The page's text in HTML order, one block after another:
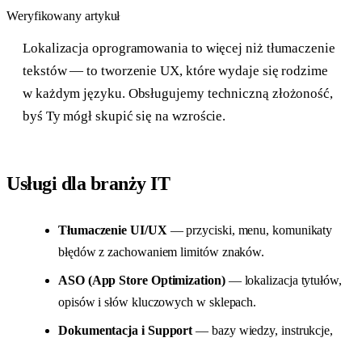
Weryfikowany artykuł
Lokalizacja oprogramowania to więcej niż tłumaczenie
tekstów — to tworzenie UX, które wydaje się rodzime
w każdym języku. Obsługujemy techniczną złożoność,
byś Ty mógł skupić się na wzroście.
Usługi dla branży IT
Tłumaczenie UI/UX — przyciski, menu, komunikaty
błędów z zachowaniem limitów znaków.
ASO (App Store Optimization)— lokalizacja tytułów,
opisów i słów kluczowych w sklepach.
Dokumentacja i Support — bazy wiedzy, instrukcje,